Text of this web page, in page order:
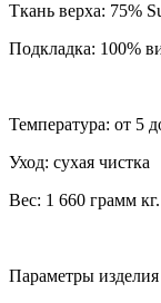
Ткань верха: 75%
Подкладка: 100%
Температура: от 5
Уход: сухая чистка
Вес: 1 660 грамм кг.
Параметры изделия